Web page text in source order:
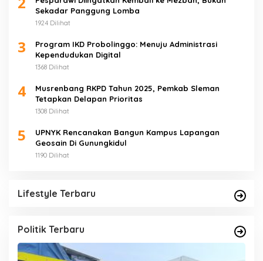
Sekadar Panggung Lomba
1924 Dilihat
3
Program IKD Probolinggo: Menuju Administrasi
Kependudukan Digital
1368 Dilihat
4
Musrenbang RKPD Tahun 2025, Pemkab Sleman
Tetapkan Delapan Prioritas
1308 Dilihat
5
UPNYK Rencanakan Bangun Kampus Lapangan
Geosain Di Gunungkidul
1190 Dilihat
Lifestyle Terbaru
Politik Terbaru